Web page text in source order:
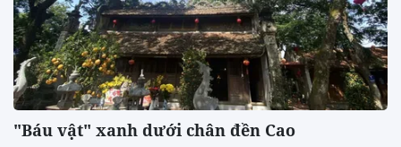
"Báu vật" xanh dưới chân đền Cao